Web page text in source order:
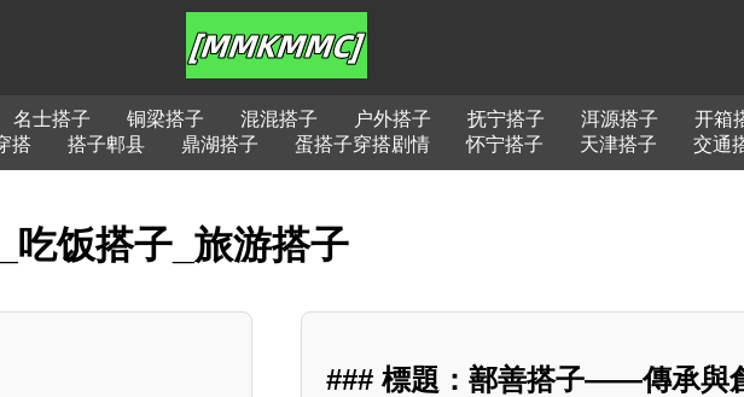
名士搭子 铜梁搭子 混混搭子 户外搭子 抚宁搭子 洱源搭子 开箱
搭 搭子郫县 鼎湖搭子 蛋搭子穿搭剧情 怀宁搭子 天津搭子 交通
吃饭搭子_旅游搭子
### 標題：鄯善搭子——傳承與